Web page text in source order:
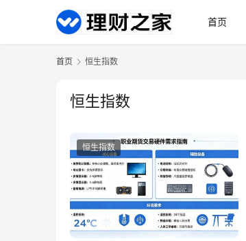
首页
首页 恒生指数
恒生指数
恒生指数